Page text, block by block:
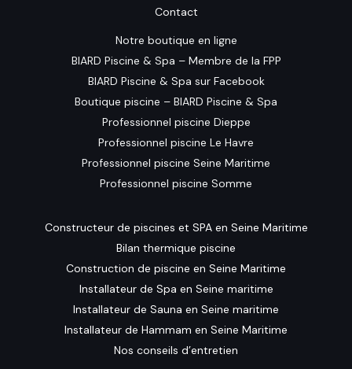
Contact
Notre boutique en ligne
BIARD Piscine & Spa – Membre de la FPP
BIARD Piscine & Spa sur Facebook
Boutique piscine – BIARD Piscine & Spa
Professionnel piscine Dieppe
Professionnel piscine Le Havre
Professionnel piscine Seine Maritime
Professionnel piscine Somme
Constructeur de piscines et SPA en Seine Maritime
Bilan thermique piscine
Construction de piscine en Seine Maritime
Installateur de Spa en Seine maritime
Installateur de Sauna en Seine maritime
Installateur de Hammam en Seine Maritime
Nos conseils d’entretien